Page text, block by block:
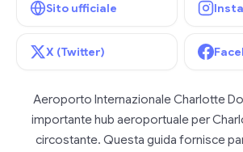
Sito ufficiale
X (Twitter)
Aeroporto Internazionale Charlotte
importante hub aeroportuale per
circostante. Questa guida fornisce